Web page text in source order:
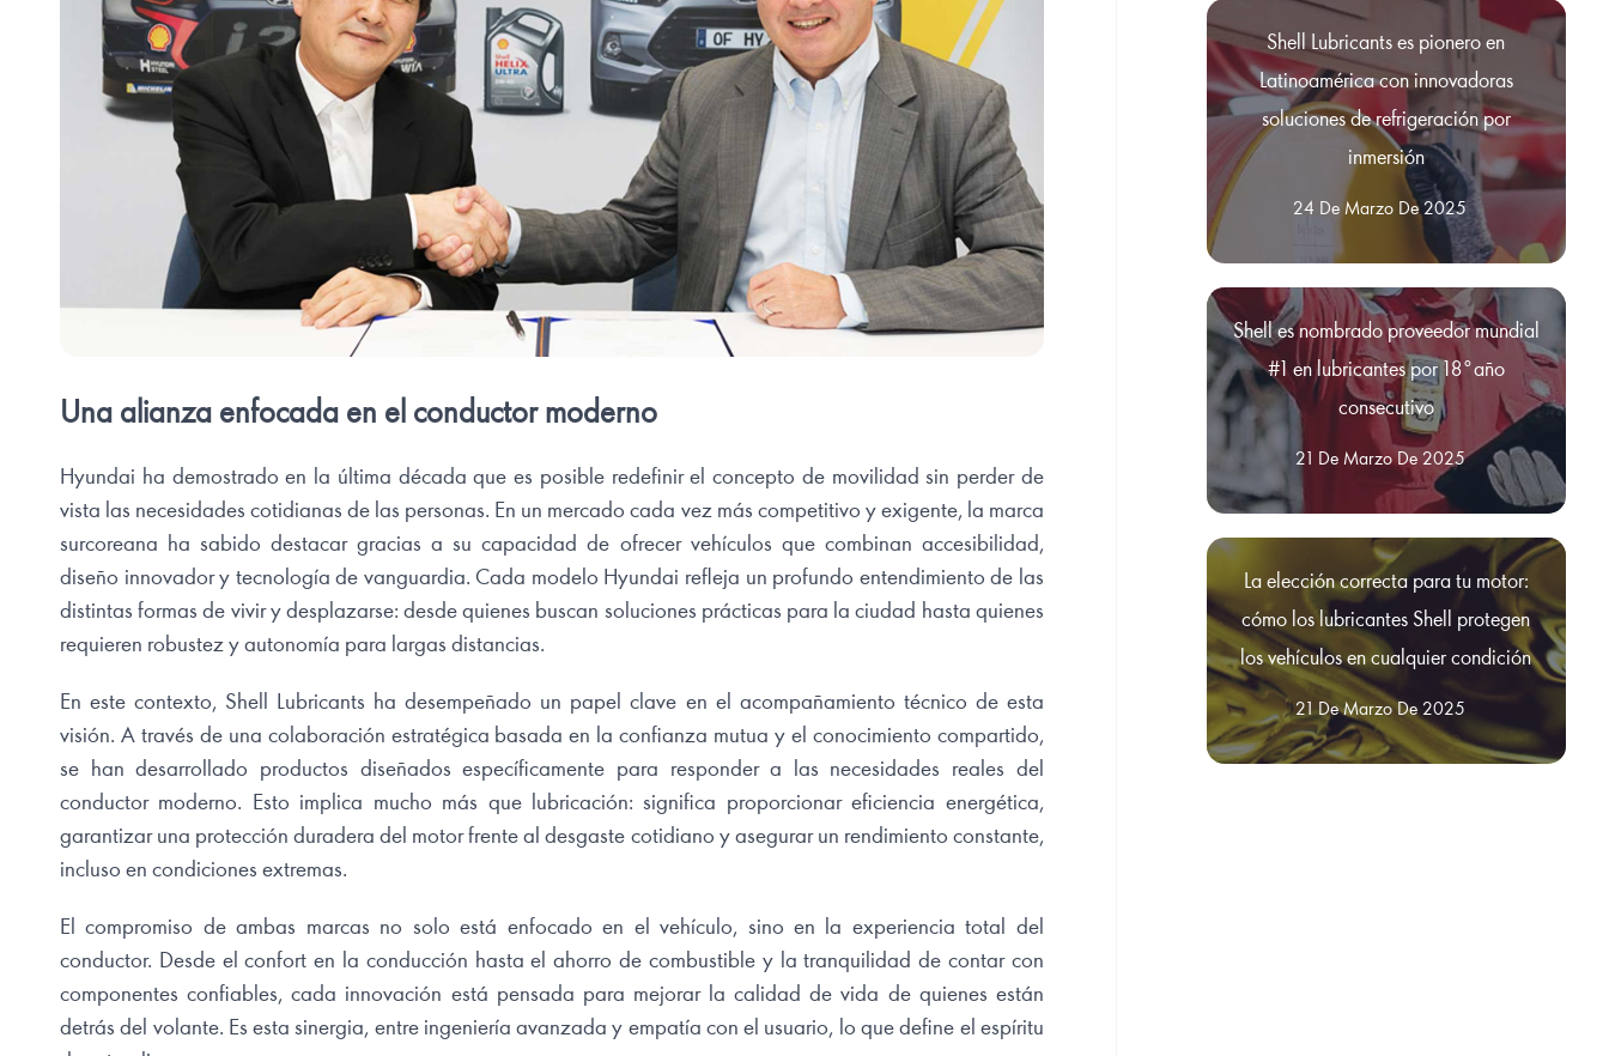
Una alianza enfocada en el conductor moderno
Hyundai ha demostrado en la última década que es posible redefinir el concepto de movilidad sin perder de
vista las necesidades cotidianas de las personas. En un mercado cada vez más competitivo y exigente, la marca
surcoreana ha sabido destacar gracias a su capacidad de ofrecer vehículos que combinan accesibilidad,
diseño innovador y tecnología de vanguardia. Cada modelo Hyundai refleja un profundo entendimiento de las
distintas formas de vivir y desplazarse: desde quienes buscan soluciones prácticas para la ciudad hasta quienes
requieren robustez y autonomía para largas distancias.
En este contexto, Shell Lubricants ha desempeñado un papel clave en el acompañamiento técnico de esta
visión. A través de una colaboración estratégica basada en la confianza mutua y el conocimiento compartido,
se han desarrollado productos diseñados específicamente para responder a las necesidades reales del
conductor moderno. Esto implica mucho más que lubricación: significa proporcionar eficiencia energética,
garantizar una protección duradera del motor frente al desgaste cotidiano y asegurar un rendimiento constante,
incluso en condiciones extremas.
El compromiso de ambas marcas no solo está enfocado en el vehículo, sino en la experiencia total del
conductor. Desde el confort en la conducción hasta el ahorro de combustible y la tranquilidad de contar con
componentes confiables, cada innovación está pensada para mejorar la calidad de vida de quienes están
detrás del volante. Es esta sinergia, entre ingeniería avanzada y empatía con el usuario, lo que define el espíritu
Shell Lubricants es pionero en
Latinoamérica con innovadoras
soluciones de refrigeración por
inmersión
24 De Marzo De 2025
Shell es nombrado proveedor mundial
#1 en lubricantes por 18°año
consecutivo
21 De Marzo De 2025
La elección correcta para tu motor:
cómo los lubricantes Shell protegen
los vehículos en cualquier condición
21 De Marzo De 2025